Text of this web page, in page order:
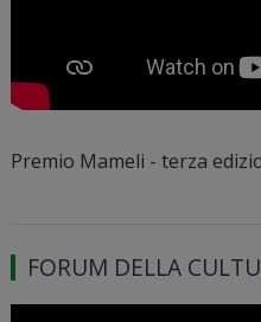
Premio Mameli - terza
FORUM DELLA